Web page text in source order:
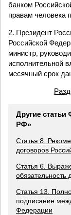
банком
правам человека
2. Президент
Российской
министр,
исполнительной
месячный срок
Другие
РФ»
Статья 8.
договоров
Статья 6.
обязательность
Статья 13.
подписание
Федерации